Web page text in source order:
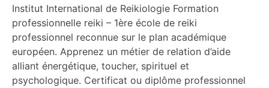
Institut International de Reikiologie Formation
professionnelle reiki – 1ère école de reiki
professionnel reconnue sur le plan académique
européen. Apprenez un métier de relation d’aide
alliant énergétique, toucher, spirituel et
psychologique. Certificat ou diplôme professionnel